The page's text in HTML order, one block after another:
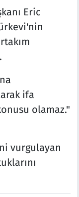
Eric
ifa
olamaz."
vurgulayan